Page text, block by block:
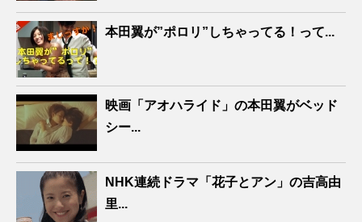
本田翼が”ポロリ”しちゃってる！って...
映画「アオハライド」の本田翼がベッド
シー...
NHK連続ドラマ「花子とアン」の吉高由
里...